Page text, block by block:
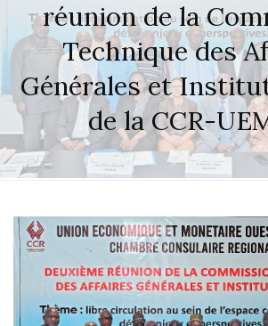
réunion de la
Technique des
Générales et
de la CCR-